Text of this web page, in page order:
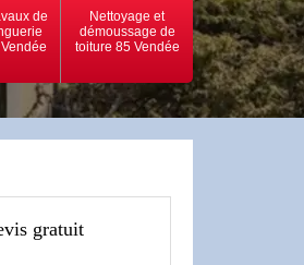
de
Nettoyage et
démoussage de
toiture 85 Vendée
gratuit